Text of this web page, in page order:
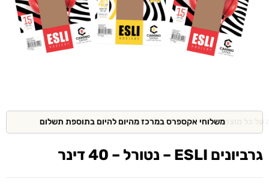
משלוחי אקספרס במרכז מהיום להיום בתוספת תשלום
גרביונים ESLI – נטורל – 40 דינר